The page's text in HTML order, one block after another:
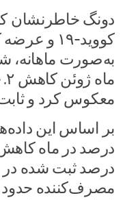
دونگ خاطرنشان
کووید-۱۹
به‌صورت ماهانه،
معکوس کرد و ثابت
درصد ثبت شده در